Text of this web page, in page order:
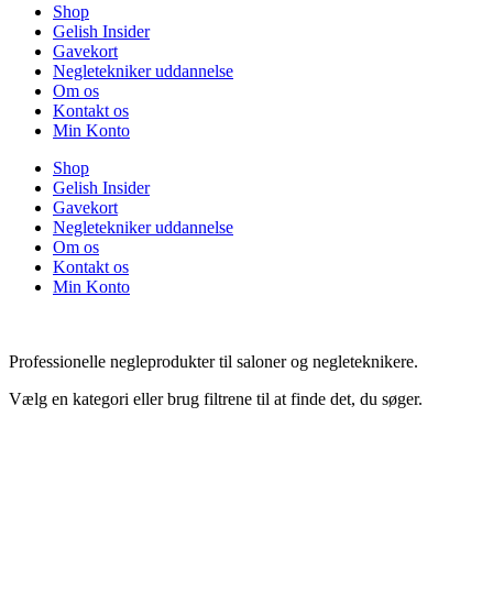
Shop
Gelish Insider
Gavekort
Negletekniker uddannelse
Om os
Kontakt os
Min Konto
Shop
Gelish Insider
Gavekort
Negletekniker uddannelse
Om os
Kontakt os
Min Konto
Professionelle negleprodukter til saloner og negleteknikere.
Vælg en kategori eller brug filtrene til at finde det, du søger.